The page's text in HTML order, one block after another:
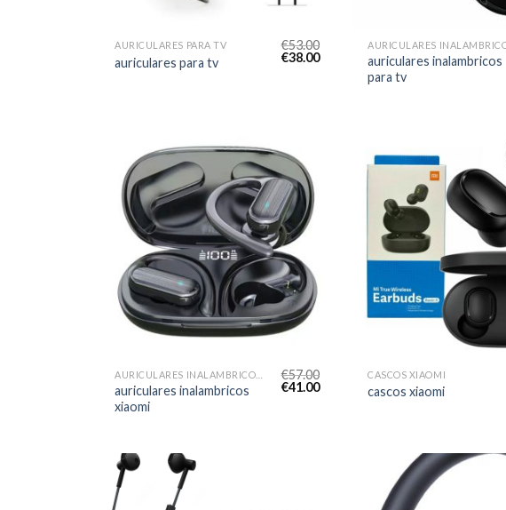
AURICULARES PARA TV
auriculares para tv
€53.00
€38.00
auriculares inalambricos
para tv
auriculares inalambricos
xiaomi
€57.00
€41.00
CASCOS XIAOMI
cascos xiaomi